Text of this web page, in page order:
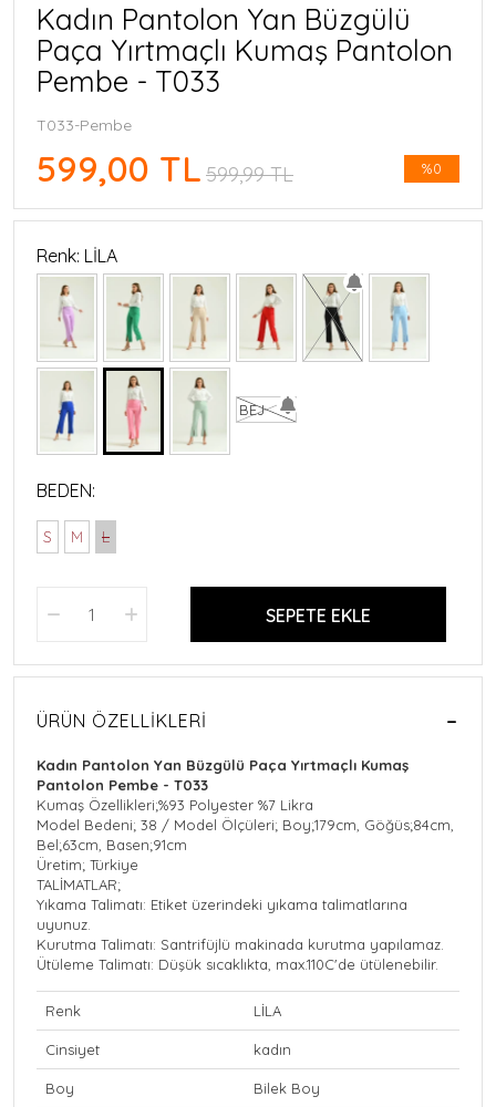
Kadın Pantolon Yan Büzgülü
Paça Yırtmaçlı Kumaş Pantolon
Pembe - T033
T033-Pembe
%0
599,00 TL 599,99 TL
Renk: LİLA
BEJ
BEDEN:
S M L
SEPETE EKLE
ÜRÜN ÖZELLIKLERI
Kadın Pantolon Yan Büzgülü Paça Yırtmaçlı Kumaş
Pantolon Pembe - T033
Kumaş Özellikleri;%93 Polyester %7 Likra
Model Bedeni; 38 / Model Ölçüleri; Boy;179cm, Göğüs;84cm,
Bel;63cm, Basen;91cm
Üretim; Türkiye
TALİMATLAR;
Yıkama Talimatı: Etiket üzerindeki yıkama talimatlarına
uyunuz.
Kurutma Talimatı: Santrifüjlü makinada kurutma yapılamaz.
Ütüleme Talimatı: Düşük sıcaklıkta, max.110C'de ütülenebilir.
Renk LİLA
Cinsiyet kadın
Boy Bilek Boy